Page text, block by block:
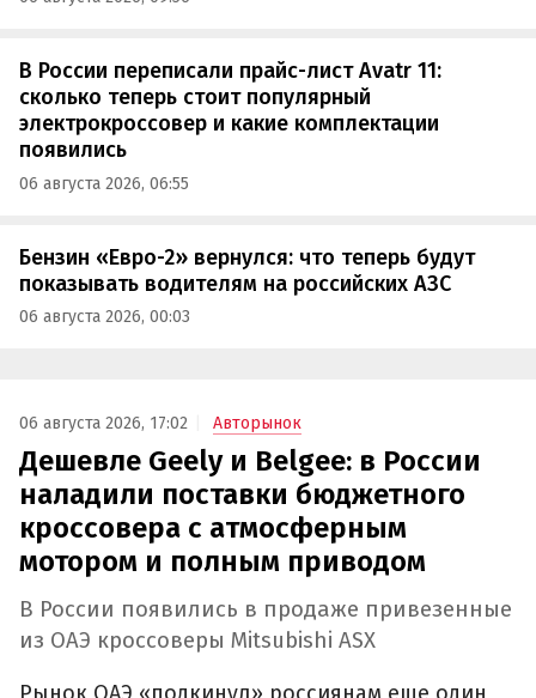
В России переписали прайс-лист Avatr 11:
сколько теперь стоит популярный
электрокроссовер и какие комплектации
появились
06 августа 2026, 06:55
Бензин «Евро-2» вернулся: что теперь будут
показывать водителям на российских АЗС
06 августа 2026, 00:03
06 августа 2026, 17:02 Авторынок
Дешевле Geely и Belgee: в России
наладили поставки бюджетного
кроссовера с атмосферным
мотором и полным приводом
В России появились в продаже привезенные
из ОАЭ кроссоверы Mitsubishi ASX